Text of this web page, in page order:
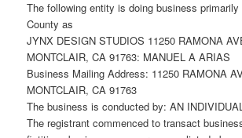
The following entity is doing business
County as
JYNX DESIGN STUDIOS 11250 RAMONA
MONTCLAIR, CA 91763: MANUEL A ARIAS
Business Mailing Address: 11250 RAMONA
MONTCLAIR, CA 91763
The business is conducted by: AN
The registrant commenced to transact